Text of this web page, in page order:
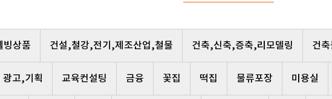
빙상품 건설,철강,전기,제조산업,철물 건축,신축,증축,리모델링 건
광고,기획 교육컨설팅 금융 꽃집 떡집 물류포장 미용실